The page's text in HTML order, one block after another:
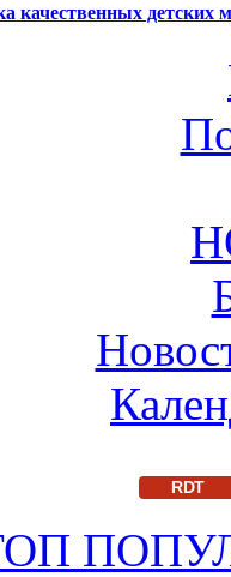
качественных детских
RDT